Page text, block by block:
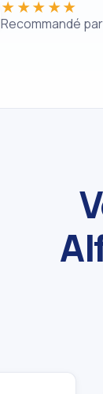
★★★★★
Recommandé par